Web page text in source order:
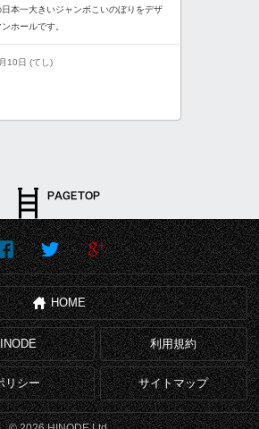
日本一大きいジャンボこいのぼりをデザ
ホールです。
10日 (てし)
HOME
利用規約
リシー サイトマップ